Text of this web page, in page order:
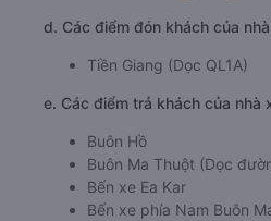
d. Các điểm đón khách của
Tiền Giang (Dọc QL1A)
e. Các điểm trả khách của nhà
Buôn Hồ
Buôn Ma Thuột (Dọc
Bến xe Ea Kar
Bến xe phía Nam Buôn